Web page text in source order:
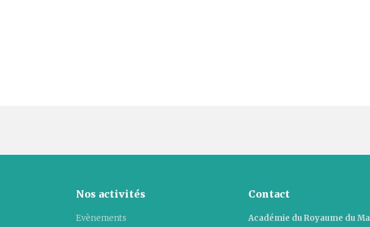
Nos activités
Evènements
Contact
Académie du Royaume du